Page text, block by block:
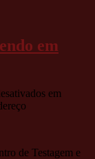
em
em
de Testagem e